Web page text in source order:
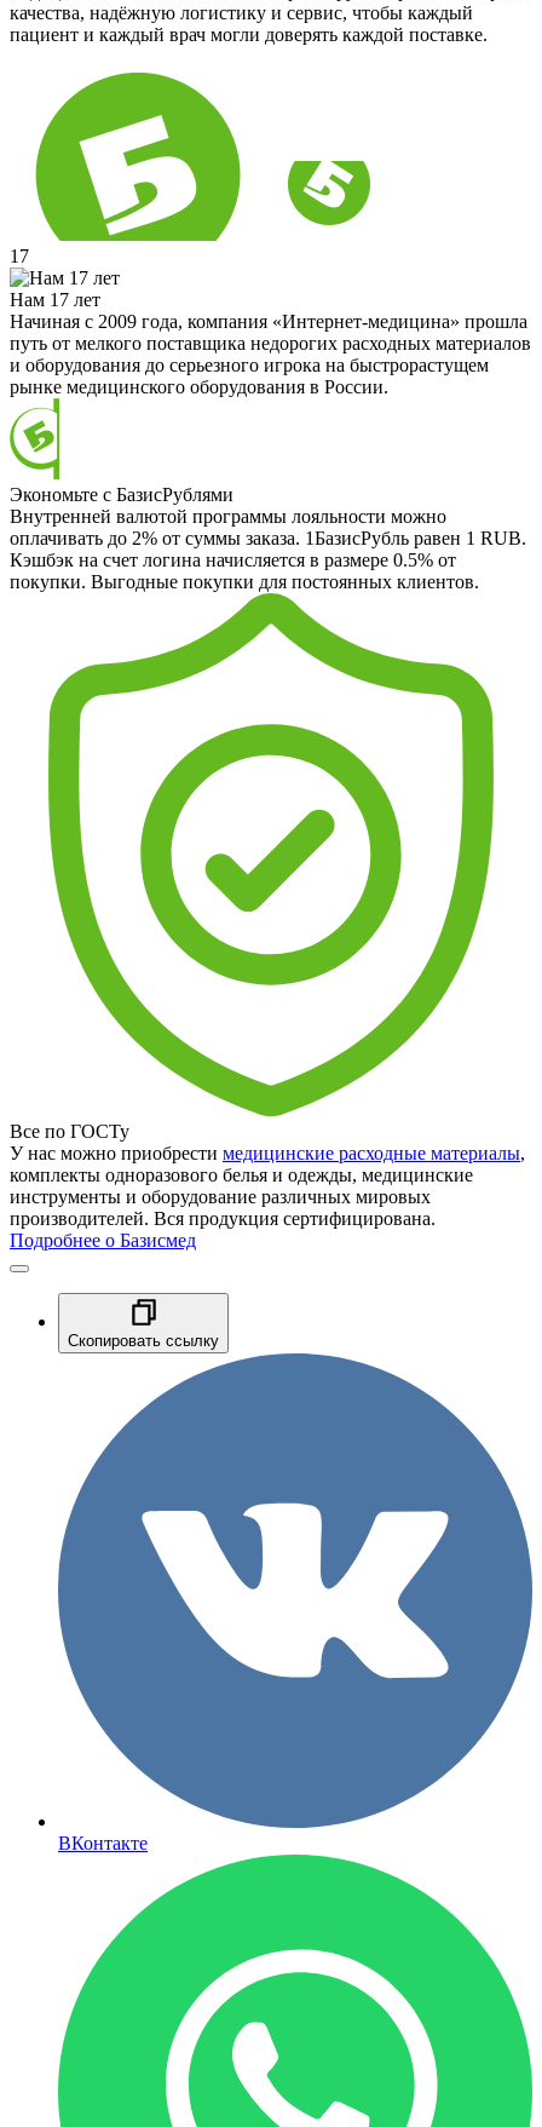
качества, надёжную логистику и сервис, чтобы каждый
пациент и каждый врач могли доверять каждой поставке.
17
Нам 17 лет
Начиная с 2009 года, компания «Интернет-медицина» прошла
путь от мелкого поставщика недорогих расходных материалов
и оборудования до серьезного игрока на быстрорастущем
рынке медицинского оборудования в России.
Экономьте с БазисРублями
Внутренней валютой программы лояльности можно
оплачивать до 2% от суммы заказа. 1БазисРубль равен 1 RUB.
Кэшбэк на счет логина начисляется в размере 0.5% от
покупки. Выгодные покупки для постоянных клиентов.
Все по ГОСТу
У нас можно приобрести медицинские расходные материалы,
комплекты одноразового белья и одежды, медицинские
инструменты и оборудование различных мировых
производителей. Вся продукция сертифицирована.
Подробнее о Базисмед
Скопировать ссылку
ВКонтакте